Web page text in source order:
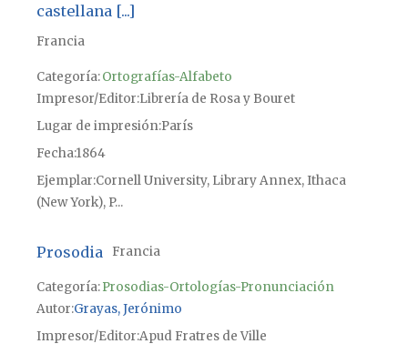
castellana [...]
Francia
Categoría:Ortografías-Alfabeto
Impresor/Editor Librería de Rosa y Bouret
Lugar de impresiónParís
Fecha1864
Ejemplar Cornell University, Library Annex, Ithaca
(New York), P...
Prosodia Francia
Categoría:Prosodias-Ortologías-Pronunciación
Autor Grayas, Jerónimo
Impresor/Editor Apud Fratres de Ville